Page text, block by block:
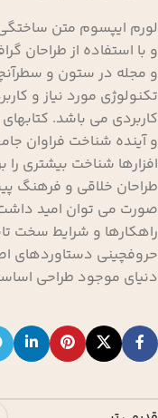
لورم ایپسوم متن
و با استفاده از طراحان
و مجله در ستون و
تکنولوژی مورد نیاز و
کاربردی می باشد.
و آینده شناخت فراوان
افزارها شناخت بیشتری را
طراحان خلاقی و فرهنگ
صورت می توان امید
راهکارها و شرایط سخت
حروفچینی دستاوردهای
دنیای موجود طراحی